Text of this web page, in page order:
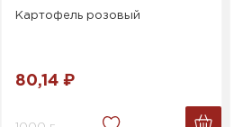
Картофель розовый
80,14 ₽